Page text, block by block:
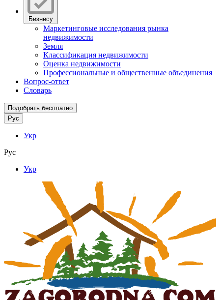
Бизнесу
Маркетинговые исследования рынка
недвижимости
Земля
Классификация недвижимости
Оценка недвижимости
Профессиональные и общественные объединения
Вопрос-ответ
Словарь
Подобрать бесплатно
Рус
Укр
Рус
Укр